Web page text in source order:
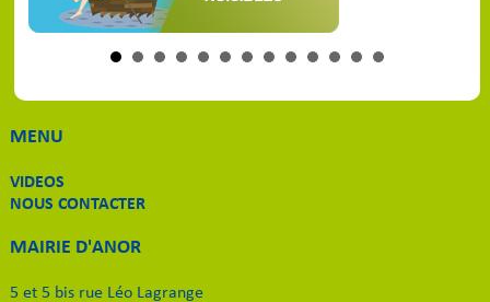
MENU
VIDEOS
NOUS CONTACTER
MAIRIE D'ANOR
5 et 5 bis rue Léo Lagrange